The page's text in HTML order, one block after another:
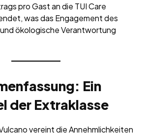
pro Gast an die TUI Care
was das Engagement des
ökologische Verantwortung
Ein
der Extraklasse
vereint die Annehmlichkeiten